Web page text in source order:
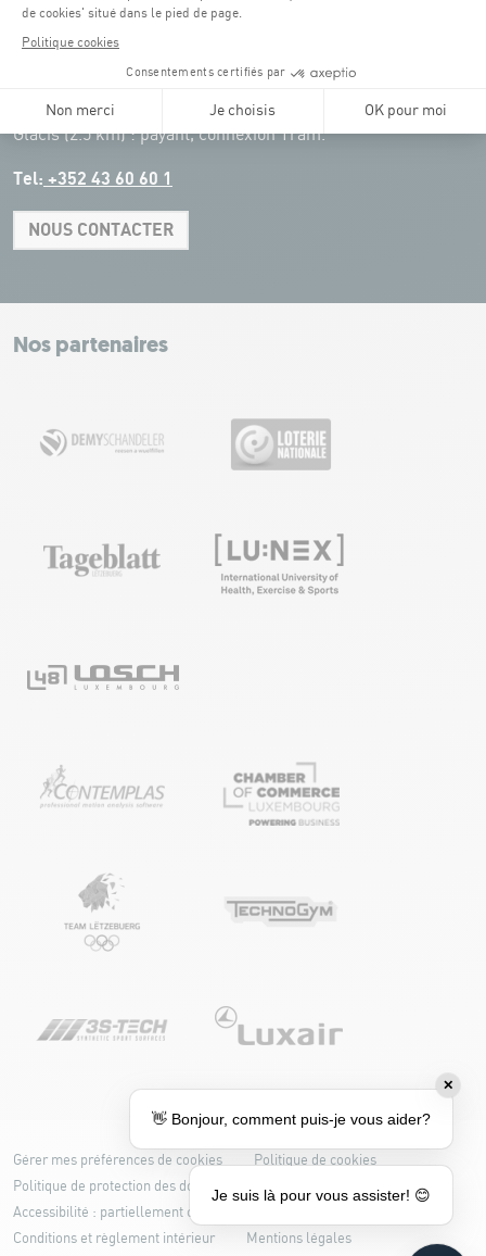
possible.
Erasme (150m) : payant.
payant.
Place de l'Europe (1.1 km) : payant, connexion Tram.
Glacis (2.5 km) : payant, connexion Tram.
Tel: +352 43 60 60 1
NOUS CONTACTER
+
−
Leaflet|Map tiles by Carto, under CC BY 3.0. Data by OpenStreetMap, under
Nos partenaires
Gérer mes préférences de cookies
Politique de cookies
Politique de protection des données
Accessibilité : partiellement conforme
Conditions et règlement intérieur
Mentions légales
✕
👋 Bonjour, comment puis-je vous aider?
Je suis là pour vous assister! 😊